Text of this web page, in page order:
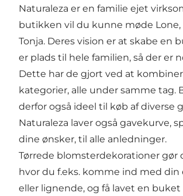
Naturaleza er en familie ejet
butikken vil du kunne møde Lone,
Tonja. Deres vision er at skabe en
er plads til hele familien, så der er
Dette har de gjort ved at
kategorier, alle under samme tag.
derfor også ideel til køb af diverse
Naturaleza laver også gavekurve,
dine ønsker, til alle anledninger.
Tørrede blomsterdekorationer gør
hvor du f.eks. komme ind med din
eller lignende, og få lavet en